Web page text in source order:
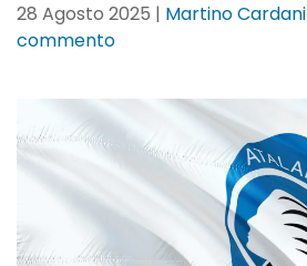
28 Agosto 2025 | Martino Cardani
commentosu
Champions:
ci
sono
tutte
avversarie
dell’Atalanta!